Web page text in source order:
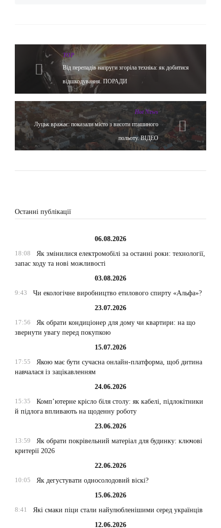
TOP
Від перепадів напруги згоріла техніка: як добитися
відшкодування. ПОРАДИ
Hot News
Луцьк вражає: показали місто з висоти пташиного
польоту. ВІДЕО
Останні публікації
06.08.2026
18:08
Як змінилися електромобілі за останні роки: технології,
запас ходу та нові можливості
03.08.2026
9:43
Чи екологічне виробництво етилового спирту «Альфа»?
23.07.2026
17:56
Як обрати кондиціонер для дому чи квартири: на що
звернути увагу перед покупкою
15.07.2026
17:55
Якою має бути сучасна онлайн-платформа, щоб дитина
навчалася із зацікавленням
24.06.2026
15:35
Комп’ютерне крісло біля столу: як кабелі, підлокітники
й підлога впливають на щоденну роботу
23.06.2026
13:59
Як обрати покрівельний матеріал для будинку: ключові
критерії 2026
22.06.2026
10:05
Як дегустувати односолодовий віскі?
15.06.2026
8:41
Які смаки піци стали найулюбленішими серед українців
12.06.2026